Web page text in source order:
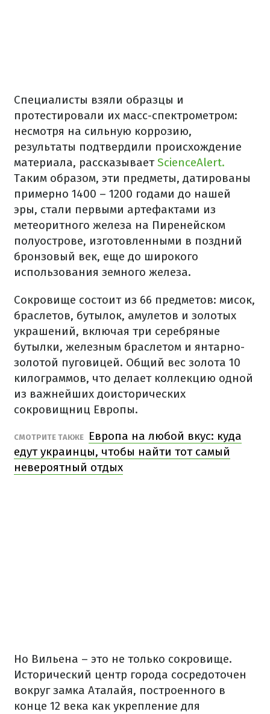
Специалисты взяли образцы и
протестировали их масс-спектрометром:
несмотря на сильную коррозию,
результаты подтвердили происхождение
материала, рассказываетScienceAlert.
Таким образом, эти предметы, датированы
примерно 1400 – 1200 годами до нашей
эры, стали первыми артефактами из
метеоритного железа на Пиренейском
полуострове, изготовленными в поздний
бронзовый век, еще до широкого
использования земного железа.
Сокровище состоит из 66 предметов: мисок,
браслетов, бутылок, амулетов и золотых
украшений, включая три серебряные
бутылки, железным браслетом и янтарно-
золотой пуговицей. Общий вес золота 10
килограммов, что делает коллекцию одной
из важнейших доисторических
сокровищниц Европы.
СМОТРИТЕ ТАКЖЕ
Европа на любой вкус: куда
едут украинцы, чтобы найти тот самый
невероятный отдых
Но Вильена – это не только сокровище.
Исторический центр города сосредоточен
вокруг замка Аталайя, построенного в
конце 12 века как укрепление для